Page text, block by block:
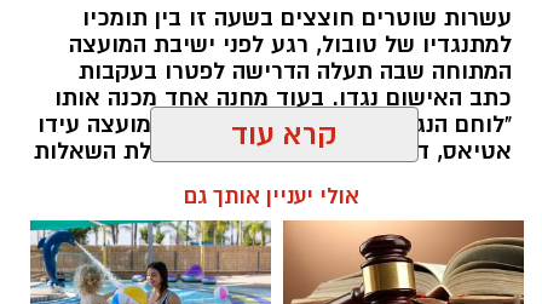
עשרות שוטרים חוצצים בשעה זו בין תומכיו
למתנגדיו של טובול, רגע לפני ישיבת המועצה
המתוחה שבה תעלה הדרישה לפטרו בעקבות
כתב האישום נגדו. בעוד מחנה אחד מכנה אותו
"לוחם הנגב", המחנה השני, ובו חבר המועצה עידו
אטיאס, דורש את סילוקו המיידי. שאלת השאלות
רותם שרון / 18:10 05.08.26
קרא עוד
אולי יעניין אותך גם